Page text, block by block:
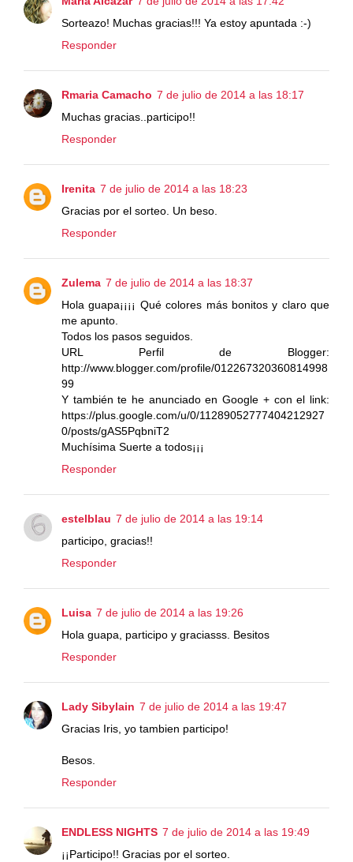
Sorteazo! Muchas gracias!!! Ya estoy apuntada :-)
Responder
Rmaria Camacho 7 de julio de 2014 a las 18:17
Muchas gracias..participo!!
Responder
Irenita 7 de julio de 2014 a las 18:23
Gracias por el sorteo. Un beso.
Responder
Zulema 7 de julio de 2014 a las 18:37
Hola guapa¡¡¡¡ Qué colores más bonitos y claro que
me apunto.
Todos los pasos seguidos.
URL Perfil de Blogger:
http://www.blogger.com/profile/012267320360814998
99
Y también te he anunciado en Google + con el link:
https://plus.google.com/u/0/11289052777404212927
0/posts/gAS5PqbniT2
Muchísima Suerte a todos¡¡¡
Responder
estelblau 7 de julio de 2014 a las 19:14
participo, gracias!!
Responder
Luisa 7 de julio de 2014 a las 19:26
Hola guapa, participo y graciasss. Besitos
Responder
Lady Sibylain 7 de julio de 2014 a las 19:47
Gracias Iris, yo tambien participo!
Besos.
Responder
ENDLESS NIGHTS 7 de julio de 2014 a las 19:49
¡¡Participo!! Gracias por el sorteo.